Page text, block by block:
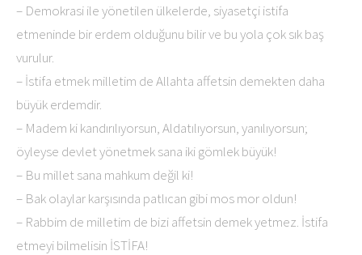
– Demokrasi ile yönetilen ülkelerde, siyasetçi istifa
etmeninde bir erdem olduğunu bilir ve bu yola çok sık baş
vurulur.
– İstifa etmek milletim de Allahta affetsin demekten daha
büyük erdemdir.
– Madem ki kandırılıyorsun, Aldatılıyorsun, yanılıyorsun;
öyleyse devlet yönetmek sana iki gömlek büyük!
– Bu millet sana mahkum değil ki!
– Bak olaylar karşısında patlıcan gibi mos mor oldun!
– Rabbim de milletim de bizi affetsin demek yetmez. İstifa
etmeyi bilmelisin İSTİFA!